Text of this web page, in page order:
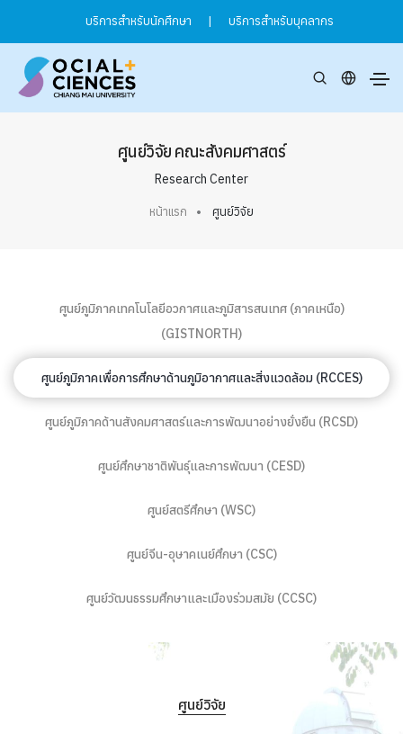
บริการสำหรับนักศึกษา | บริการสำหรับบุคลากร
ศูนย์วิจัย คณะสังคมศาสตร์
Research Center
หน้าแรก ศูนย์วิจัย
ศูนย์ภูมิภาคเทคโนโลยีอวกาศและภูมิสารสนเทศ (ภาคเหนือ)
(GISTNORTH)
ศูนย์ภูมิภาคเพื่อการศึกษาด้านภูมิอากาศและสิ่งแวดล้อม (RCCES)
ศูนย์ภูมิภาคด้านสังคมศาสตร์และการพัฒนาอย่างยั่งยืน (RCSD)
ศูนย์ศึกษาชาติพันธุ์และการพัฒนา (CESD)
ศูนย์สตรีศึกษา (WSC)
ศูนย์จีน-อุษาคเนย์ศึกษา (CSC)
ศูนย์วัฒนธรรมศึกษาและเมืองร่วมสมัย (CCSC)
ศูนย์วิจัย